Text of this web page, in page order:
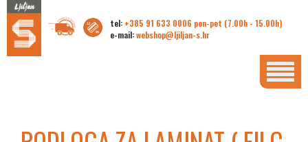
tel: +385 91 633 0006 pon-pet (7.00h - 15.00h)
e-mail:webshop@ljiljan-s.hr